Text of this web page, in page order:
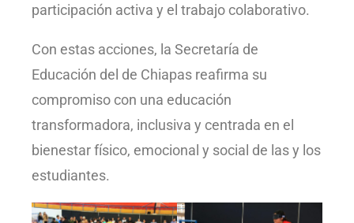
participación activa y el trabajo colaborativo.
Con estas acciones, la Secretaría de
Educación del de Chiapas reafirma su
compromiso con una educación
transformadora, inclusiva y centrada en el
bienestar físico, emocional y social de las y los
estudiantes.